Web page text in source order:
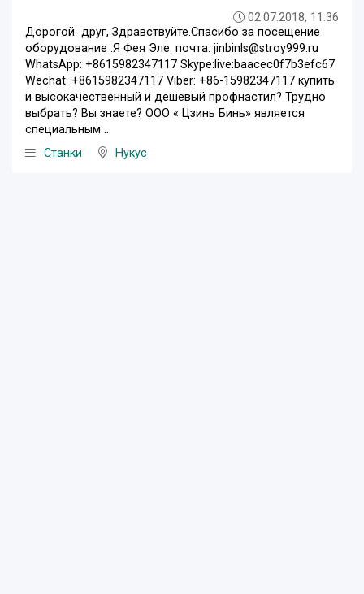
02.07.2018, 11:36
Дорогой друг, Здравствуйте.Спасибо за посещение
oборудование .Я Фея Эле. почта: jinbinls@stroy999.ru
WhatsApp: +8615982347117 Skype:live:baacec0f7b3efc67
Wechat: +8615982347117 Viber: +86-15982347117 купить
и высокачественный и дешевый профнастил? Трудно
выбрать? Вы знаете? ООО « Цзинь Бинь» является
специальным ...
Станки
Нукус